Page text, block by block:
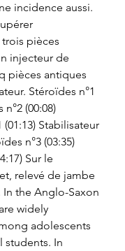
incidence aussi.
pièces
injecteur de
pièces antiques
Stéroïdes n°1
n°2 (00:08)
(01:13) Stabilisateur
n°3 (03:35)
Sur le
relevé de jambe
the Anglo-Saxon
widely
adolescents
students. In